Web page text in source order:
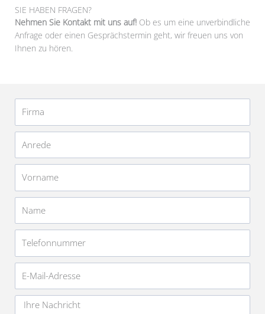
SIE HABEN FRAGEN?
Nehmen Sie Kontakt mit uns auf! Ob es um eine unverbindliche
Anfrage oder einen Gesprächstermin geht, wir freuen uns von
Ihnen zu hören.
Mail-
Adresse
Nachricht